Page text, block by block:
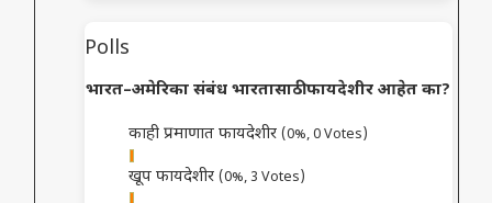
Polls
भारत–अमेरिका संबंध भारतासाठी फायदेशीर आहेत का?
काही प्रमाणात फायदेशीर (0%, 0 Votes)
खूप फायदेशीर (0%, 3 Votes)